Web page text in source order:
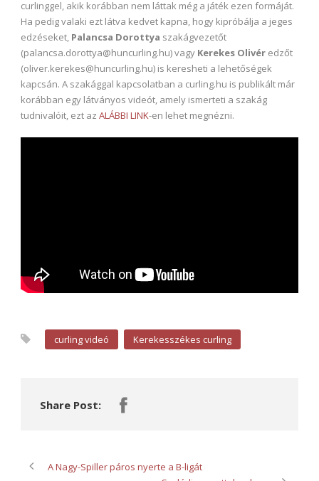
curlinggel, akik korábban nem láttak még a játék ezen formáját.
Ha pedig valaki ezt látva kedvet kapna, hogy kipróbálja a jeges
edzéseket, Palancsa Dorottya szakágvezetőt
(palancsa.dorottya@huncurling.hu) vagy Kerekes Olivér edzőt
(oliver.kerekes@huncurling.hu) is keresheti a lehetőségek
kapcsán. A szakággal kapcsolatban a curling.hu is publikált már
korábban egy látványos videót, amely ismerteti a szakág
tudnivalóit, ezt az ALÁBBI LINK-en lehet megnézni.
curling videó Kerekesszékes curling
Share Post:
A Nagy-Spiller páros nyerte a B-ligát